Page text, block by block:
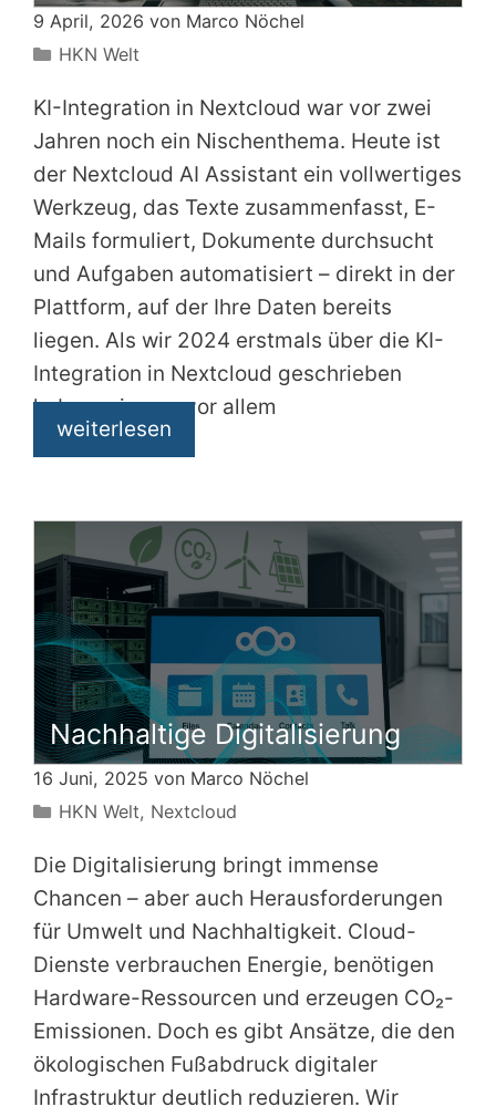
9 April, 2026 von Marco Nöchel
Kategorien
HKN Welt
KI-Integration in Nextcloud war vor zwei
Jahren noch ein Nischenthema. Heute ist
der Nextcloud AI Assistant ein vollwertiges
Werkzeug, das Texte zusammenfasst, E-
Mails formuliert, Dokumente durchsucht
und Aufgaben automatisiert – direkt in der
Plattform, auf der Ihre Daten bereits
liegen. Als wir 2024 erstmals über die KI-
Integration in Nextcloud geschrieben
haben, ging es vor allem
weiterlesen
Nachhaltige Digitalisierung
16 Juni, 2025 von Marco Nöchel
Kategorien
HKN Welt, Nextcloud
Die Digitalisierung bringt immense
Chancen – aber auch Herausforderungen
für Umwelt und Nachhaltigkeit. Cloud-
Dienste verbrauchen Energie, benötigen
Hardware-Ressourcen und erzeugen CO₂-
Emissionen. Doch es gibt Ansätze, die den
ökologischen Fußabdruck digitaler
Infrastruktur deutlich reduzieren. Wir